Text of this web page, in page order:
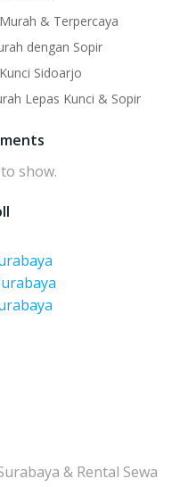
& Terpercaya
dengan Sopir
Sidoarjo
Lepas Kunci & Sopir
show.
& Rental Sewa